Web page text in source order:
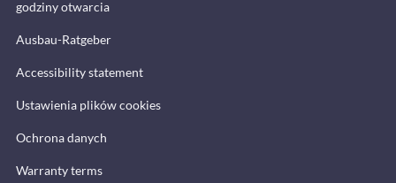
godziny otwarcia
Ausbau-Ratgeber
Accessibility statement
Ustawienia plików cookies
Ochrona danych
Warranty terms